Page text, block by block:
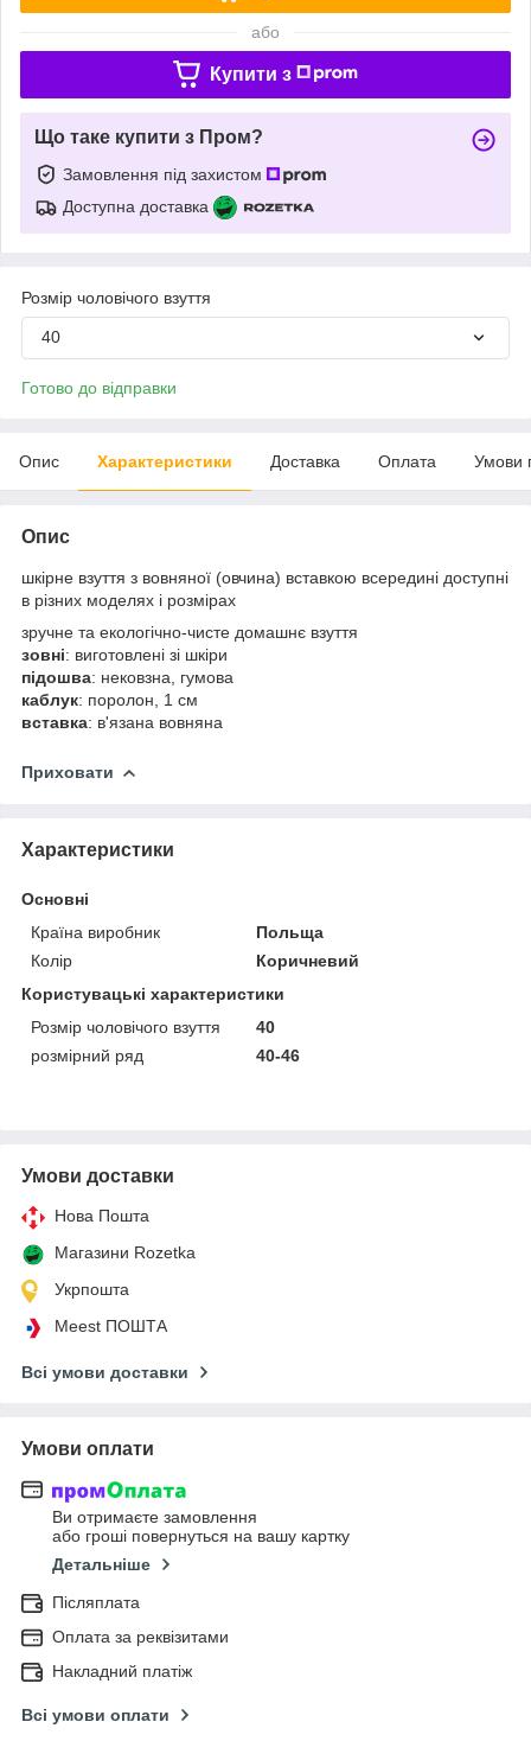
або
Купити з
Що таке купити з Пром?
Замовлення під захистом
Доступна доставка
Розмір чоловічого взуття
40
Готово до відправки
Опис Характеристики Доставка Оплата Умови
Опис
шкірне взуття з вовняної (овчина) вставкою всередині доступні
в різних моделях і розмірах
зручне та екологічно-чисте домашнє взуття
зовні: виготовлені зі шкіри
підошва: нековзна, гумова
каблук: поролон, 1 см
вставка: в'язана вовняна
Приховати
Характеристики
Основні
Країна виробник
Польща
Колір
Коричневий
Користувацькi характеристики
Розмір чоловічого взуття
40
розмірний ряд
40-46
Умови доставки
Нова Пошта
Магазини Rozetka
Укрпошта
Meest ПОШТА
Всі умови доставки
Умови оплати
Ви отримаєте замовлення
або гроші повернуться на вашу картку
Детальніше
Післяплата
Оплата за реквізитами
Накладний платіж
Всі умови оплати